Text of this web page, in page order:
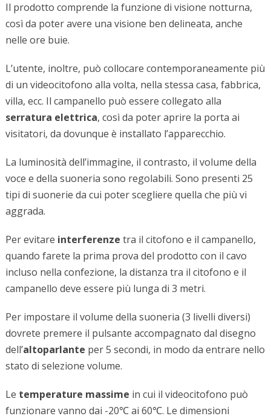
Il prodotto comprende la funzione di visione notturna,
così da poter avere una visione ben delineata, anche
nelle ore buie.
L’utente, inoltre, può collocare contemporaneamente più
di un videocitofono alla volta, nella stessa casa, fabbrica,
villa, ecc. Il campanello può essere collegato alla
serratura elettrica, così da poter aprire la porta ai
visitatori, da dovunque è installato l’apparecchio.
La luminosità dell’immagine, il contrasto, il volume della
voce e della suoneria sono regolabili. Sono presenti 25
tipi di suonerie da cui poter scegliere quella che più vi
aggrada.
Per evitare interferenze tra il citofono e il campanello,
quando farete la prima prova del prodotto con il cavo
incluso nella confezione, la distanza tra il citofono e il
campanello deve essere più lunga di 3 metri.
Per impostare il volume della suoneria (3 livelli diversi)
dovrete premere il pulsante accompagnato dal disegno
dell’altoparlante per 5 secondi, in modo da entrare nello
stato di selezione volume.
Le temperature massime in cui il videocitofono può
funzionare vanno dai -20℃ ai 60℃. Le dimensioni